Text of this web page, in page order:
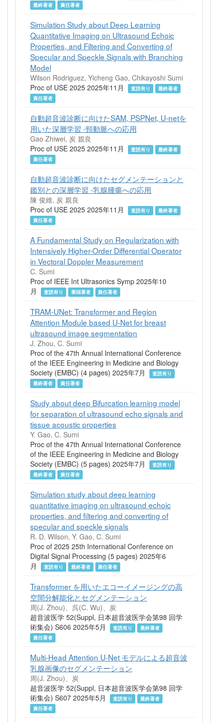
最終著者
責任著者
Simulation Study about Deep Learning
Quantitative Imaging on Ultrasound Echoic
Properties, and Filtering and Converting of
Specular and Speckle Signals with Branching
Model
Wilson Rodriguez, Yicheng Gao, Chikayoshi Sumi
Proc of USE 2025 2025年11月
査読有り
最終著者
責任著者
自動超音波診断に向けたSAM, PSPNet, U-netを
用いた深層学習 -頸動脈への応用
Gao Zhiwei, 炭 親良
Proc of USE 2025 2025年11月
査読有り
最終著者
責任著者
自動超音波診断に向けたセグメンテーションと
鑑別との深層学習 -乳腺腫瘍への応用
陳 俊維, 炭 親良
Proc of USE 2025 2025年11月
査読有り
最終著者
責任著者
A Fundamental Study on Regularization with
Intensively Higher-Order Differential Operator
in Vectoral Doppler Measurement
C. Sumi
Proc of IEEE Int Ultrasonics Symp 2025年10
月
査読有り 筆頭著者 責任著者
TRAM-UNet: Transformer and Region
Attention Module based U-Net for breast
ultrasound image segmentation
J. Zhou, C. Sumi
Proc of the 47th Annual International Conference
of the IEEE Engineering in Medicine and Biology
Society (EMBC) (4 pages) 2025年7月
査読有り
最終著者
責任著者
Study about deep Bifurcation learning model
for separation of ultrasound echo signals and
tissue acoustic properties
Y. Gao, C. Sumi
Proc of the 47th Annual International Conference
of the IEEE Engineering in Medicine and Biology
Society (EMBC) (5 pages) 2025年7月
査読有り
最終著者
責任著者
Simulation study about deep learning
quantitative imaging on ultrasound echoic
properties, and filtering and converting of
specular and speckle signals
R. D. Wilson, Y. Gao, C. Sumi
Proc of 2025 25th International Conference on
Digital Signal Processing (5 pages) 2025年6
月
査読有り 最終著者 責任著者
Transformer を用いたエコーイメージングの高
空間分解能化とセグメンテーション
周(J. Zhou)、呉(C. Wu)、炭
超音波医学 52(Suppl, 日本超音波医学会第98 回学
術集会) S606 2025年5月
査読有り
最終著者
責任著者
Multi-Head Attention U-Net モデルによる超音波
乳腺画像のセグメンテーション
周(J. Zhou)、炭
超音波医学 52(Suppl, 日本超音波医学会第98 回学
術集会) S607 2025年5月
査読有り
最終著者
責任著者